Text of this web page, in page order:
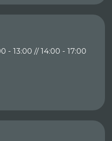
- 13:00 // 14:00 - 17:00